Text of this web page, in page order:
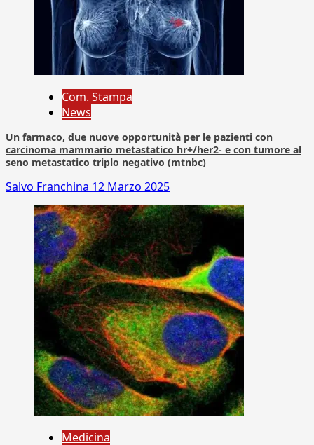
Com. Stampa
News
Un farmaco, due nuove opportunità per le pazienti con
carcinoma mammario metastatico hr+/her2- e con tumore al
seno metastatico triplo negativo (mtnbc)
Salvo Franchina 12 Marzo 2025
Medicina